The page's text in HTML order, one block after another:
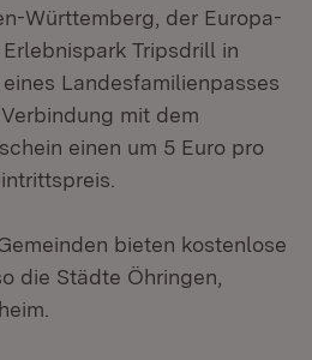
Württemberg, der Europa-
Tripsdrill in
Landesfamilienpasses
mit dem
einen um 5 Euro pro
bieten kostenlose
die Städte Öhringen,